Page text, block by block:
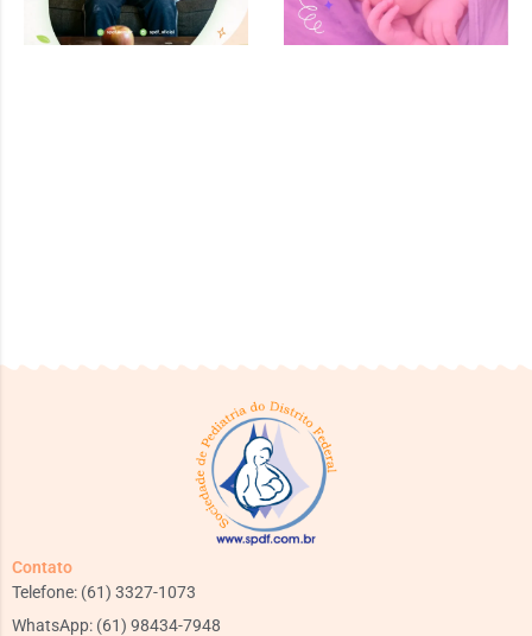
Contato
Telefone: (61) 3327-1073
WhatsApp: (61) 98434-7948